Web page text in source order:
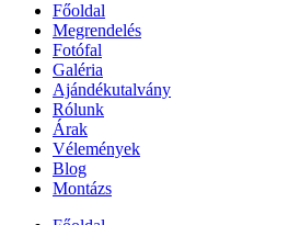
Főoldal
Megrendelés
Fotófal
Galéria
Ajándékutalvány
Rólunk
Árak
Vélemények
Blog
Montázs